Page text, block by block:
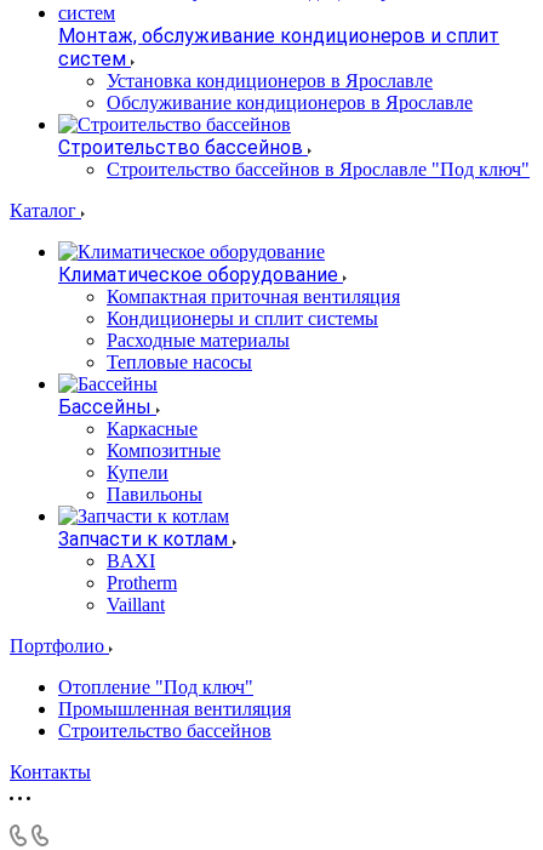
Монтаж, обслуживание кондиционеров и сплит
систем
Установка кондиционеров в Ярославле
Обслуживание кондиционеров в Ярославле
Строительство бассейнов
Строительство бассейнов в Ярославле "Под ключ"
Каталог
Климатическое оборудование
Компактная приточная вентиляция
Кондиционеры и сплит системы
Расходные материалы
Тепловые насосы
Бассейны
Каркасные
Композитные
Купели
Павильоны
Запчасти к котлам
BAXI
Protherm
Vaillant
Портфолио
Отопление "Под ключ"
Промышленная вентиляция
Строительство бассейнов
Контакты